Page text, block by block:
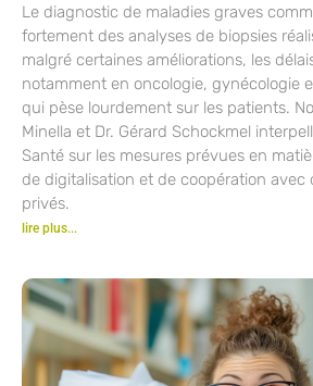
Le diagnostic de maladies graves
fortement des analyses de biopsies
malgré certaines améliorations, les
notamment en oncologie, gynécologie
qui pèse lourdement sur les patients.
Minella et Dr. Gérard Schockmel
Santé sur les mesures prévues en
de digitalisation et de coopération avec
privés.
lire plus...